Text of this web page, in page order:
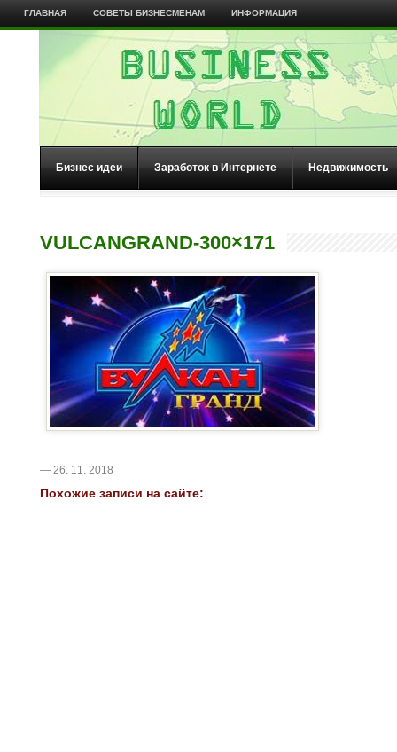
ГЛАВНАЯ СОВЕТЫ БИЗНЕСМЕНАМ ИНФОРМАЦИЯ
Бизнес идеи Заработок в Интернете Недвижимость
VULCANGRAND-300×171
— 26. 11. 2018
Похожие записи на сайте: